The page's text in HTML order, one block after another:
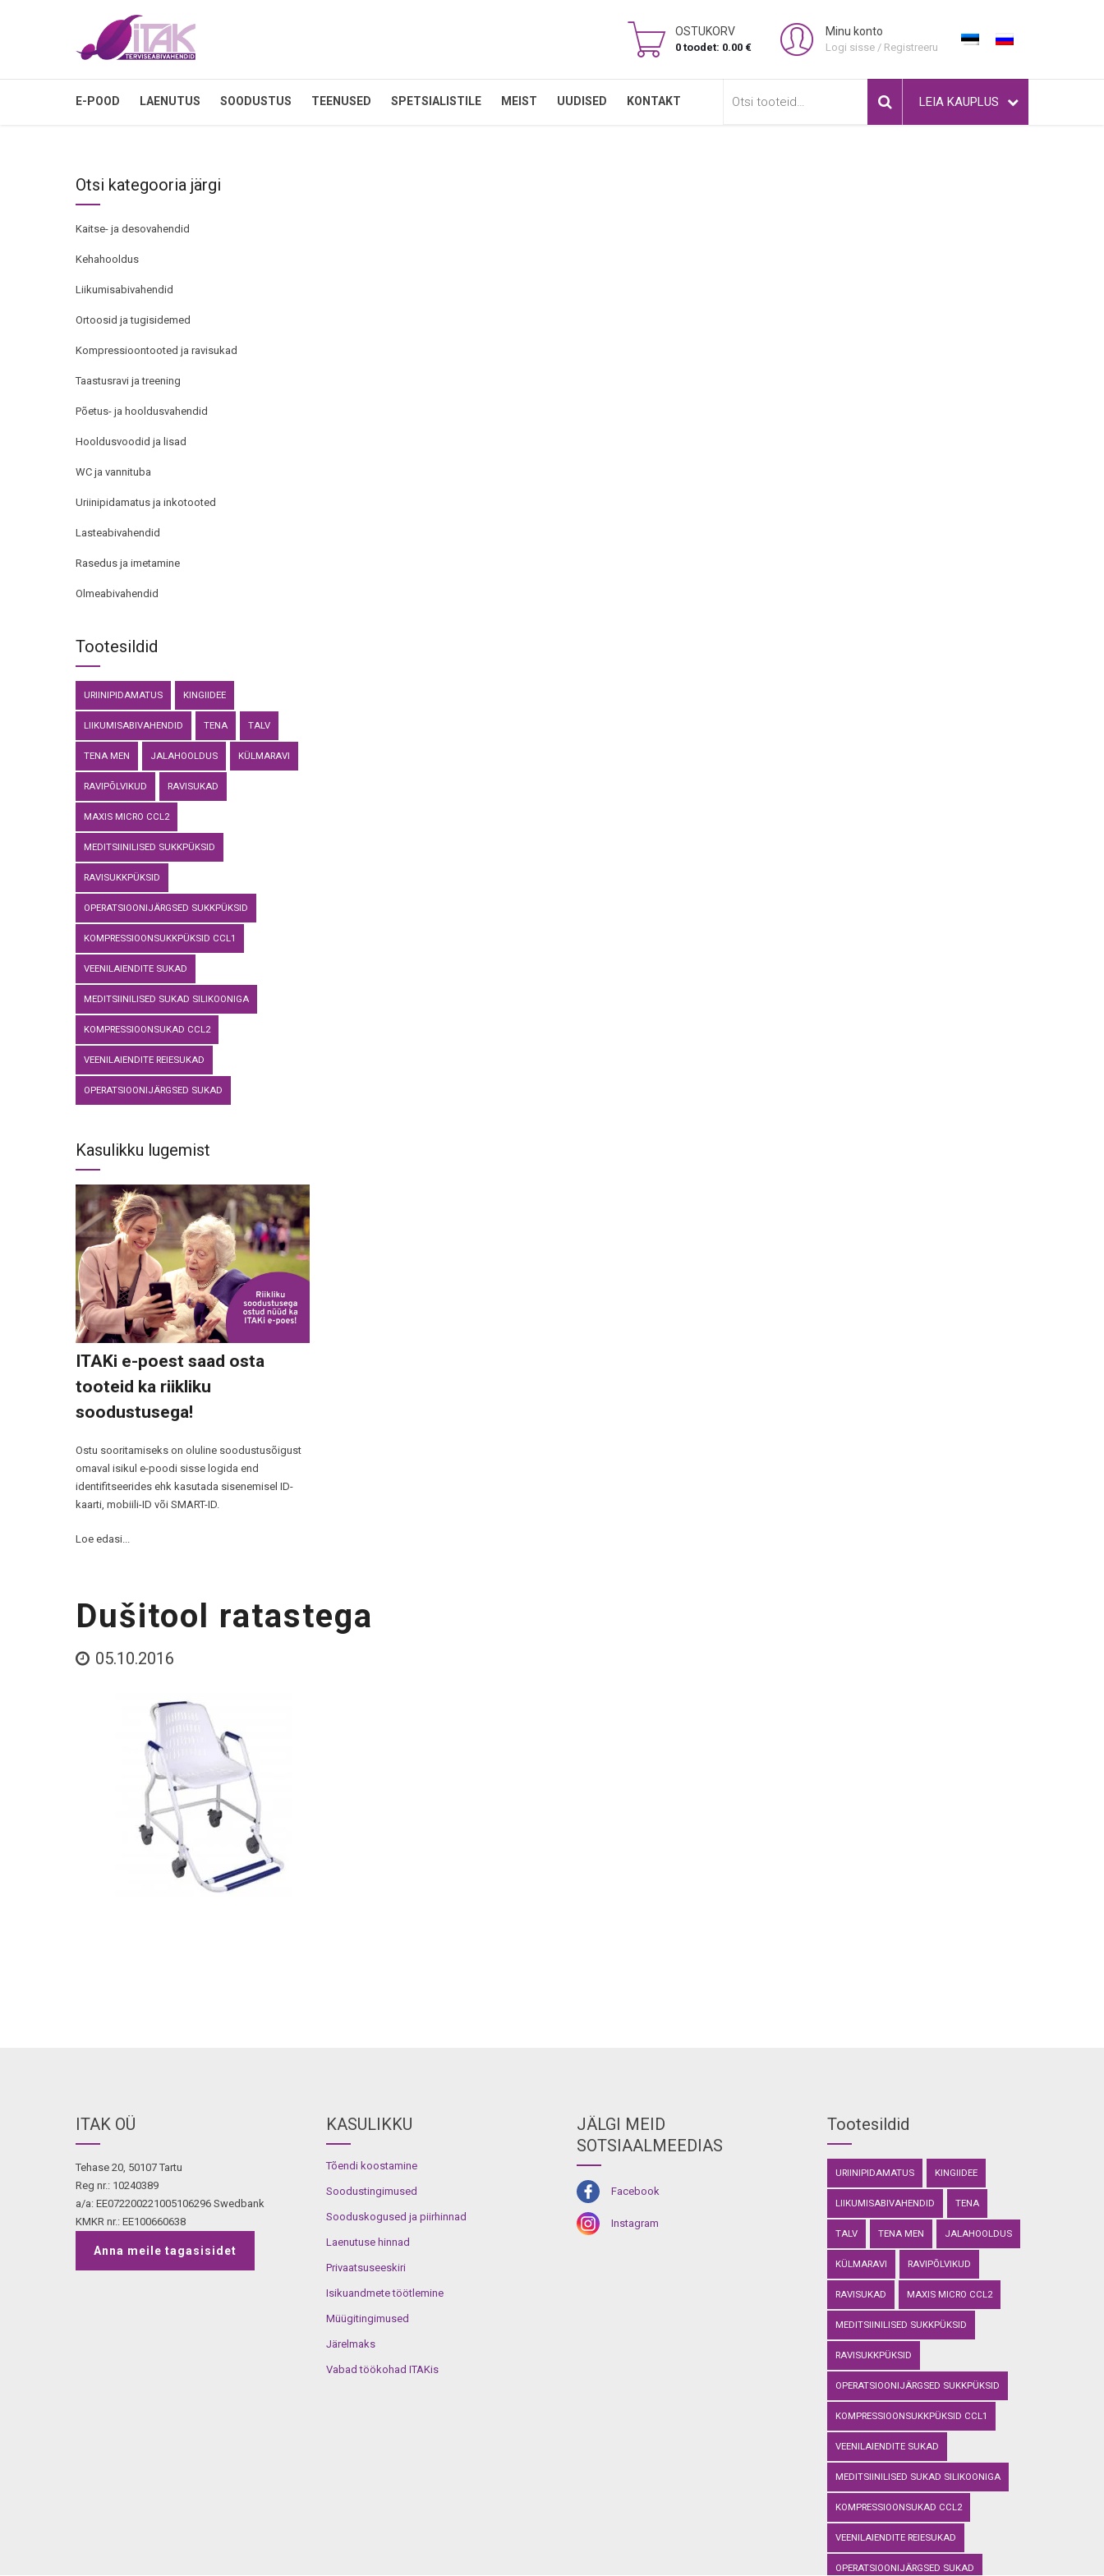
OSTUKORV
0 toodet: 0.00 €
Minu konto
Logi sisse / Registreeru
LEIA KAUPLUS
E-POOD LAENUTUS SOODUSTUS TEENUSED SPETSIALISTILE MEIST UUDISED KONTAKT
Otsi kategooria järgi
Kaitse- ja desovahendid
Kehahooldus
Liikumisabivahendid
Ortoosid ja tugisidemed
Kompressioontooted ja ravisukad
Taastusravi ja treening
Põetus- ja hooldusvahendid
Hooldusvoodid ja lisad
WC ja vannituba
Uriinipidamatus ja inkotooted
Lasteabivahendid
Rasedus ja imetamine
Olmeabivahendid
Tootesildid
URIINIPIDAMATUS KINGIIDEE
LIIKUMISABIVAHENDID TENA TALV
TENA MEN JALAHOOLDUS KÜLMARAVI
RAVIPÕLVIKUD RAVISUKAD
MAXIS MICRO CCL2
MEDITSIINILISED SUKKPÜKSID
RAVISUKKPÜKSID
OPERATSIOONIJÄRGSED SUKKPÜKSID
KOMPRESSIOONSUKKPÜKSID CCL1
VEENILAIENDITE SUKAD
MEDITSIINILISED SUKAD SILIKOONIGA
KOMPRESSIOONSUKAD CCL2
VEENILAIENDITE REIESUKAD
OPERATSIOONIJÄRGSED SUKAD
Kasulikku lugemist
ITAKi e-poest saad osta
tooteid ka riikliku
soodustusega!
Ostu sooritamiseks on oluline soodustusõigust
omaval isikul e-poodi sisse logida end
identifitseerides ehk kasutada sisenemisel ID-
kaarti, mobiili-ID või SMART-ID.
Loe edasi...
Dušitool ratastega
05.10.2016
ITAK OÜ
Tehase 20, 50107 Tartu
Reg nr.: 10240389
a/a: EE072200221005106296 Swedbank
KMKR nr.: EE100660638
Anna meile tagasisidet
KASULIKKU
Tõendi koostamine
Soodustingimused
Sooduskogused ja piirhinnad
Laenutuse hinnad
Privaatsuseeskiri
Isikuandmete töötlemine
Müügitingimused
Järelmaks
Vabad töökohad ITAKis
JÄLGI MEID
SOTSIAALMEEDIAS
Facebook
Instagram
Tootesildid
URIINIPIDAMATUS KINGIIDEE
LIIKUMISABIVAHENDID TENA
TALV TENA MEN JALAHOOLDUS
KÜLMARAVI RAVIPÕLVIKUD
RAVISUKAD MAXIS MICRO CCL2
MEDITSIINILISED SUKKPÜKSID
RAVISUKKPÜKSID
OPERATSIOONIJÄRGSED SUKKPÜKSID
KOMPRESSIOONSUKKPÜKSID CCL1
VEENILAIENDITE SUKAD
MEDITSIINILISED SUKAD SILIKOONIGA
KOMPRESSIOONSUKAD CCL2
VEENILAIENDITE REIESUKAD
OPERATSIOONIJÄRGSED SUKAD